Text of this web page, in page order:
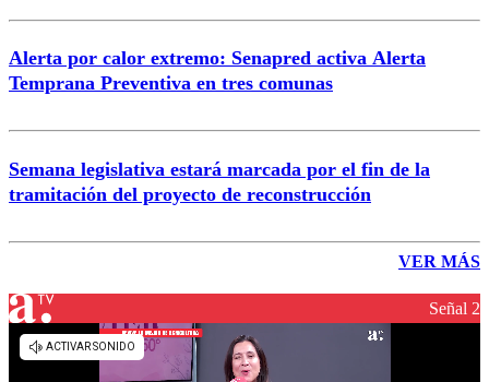
Alerta por calor extremo: Senapred activa Alerta
Temprana Preventiva en tres comunas
Semana legislativa estará marcada por el fin de la
tramitación del proyecto de reconstrucción
VER MÁS
Señal 2